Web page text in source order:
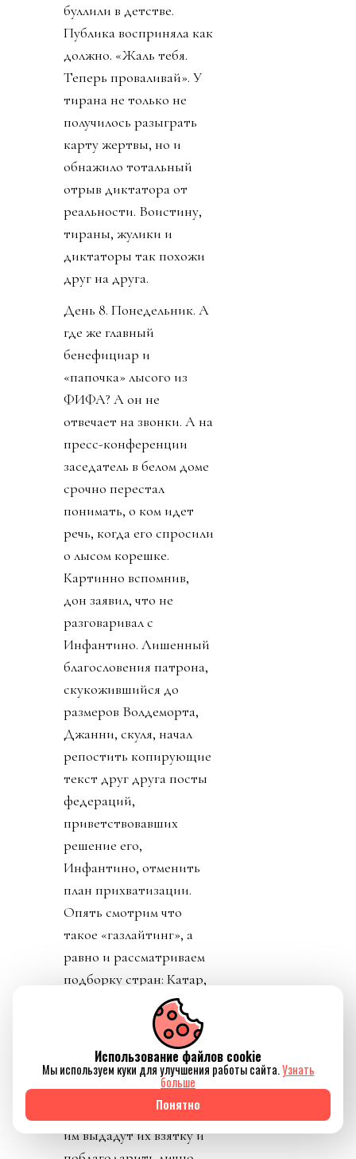
буллили в детстве.
Публика восприняла как
должно. «Жаль тебя.
Теперь проваливай». У
тирана не только не
получилось разыграть
карту жертвы, но и
обнажило тотальный
отрыв диктатора от
реальности. Воистину,
тираны, жулики и
диктаторы так похожи
друг на друга.
День 8. Понедельник. А
где же главный
бенефициар и
«папочка» лысого из
ФИФА? А он не
отвечает на звонки. А на
пресс-конференции
заседатель в белом доме
срочно перестал
понимать, о ком идет
речь, когда его спросили
о лысом корешке.
Картинно вспомнив,
дон заявил, что не
разговаривал с
Инфантино. Лишенный
благословения патрона,
скукожившийся до
размеров Волдеморта,
Джанни, скуля, начал
репостить копирующие
текст друг друга посты
федераций,
приветствовавших
решение его,
Инфантино, отменить
план прихватизации.
Опять смотрим что
такое «газлайтинг», а
равно и рассматриваем
подборку стран: Катар,
ОАЭ, Бутан, Шри
Ланка, Марокко.
Федерация футбола
Конго пришла тоже
уточнить, где за
поддержку Инфантино
им выдадут их взятку и
Использование файлов cookie
Мы используем куки для улучшения работы сайта.Узнать
больше
Понятно